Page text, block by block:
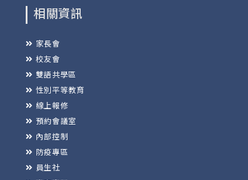
相關資訊
家長會
校友會
雙語共學區
性別平等教育
線上報修
預約會議室
內部控制
防疫專區
員生社